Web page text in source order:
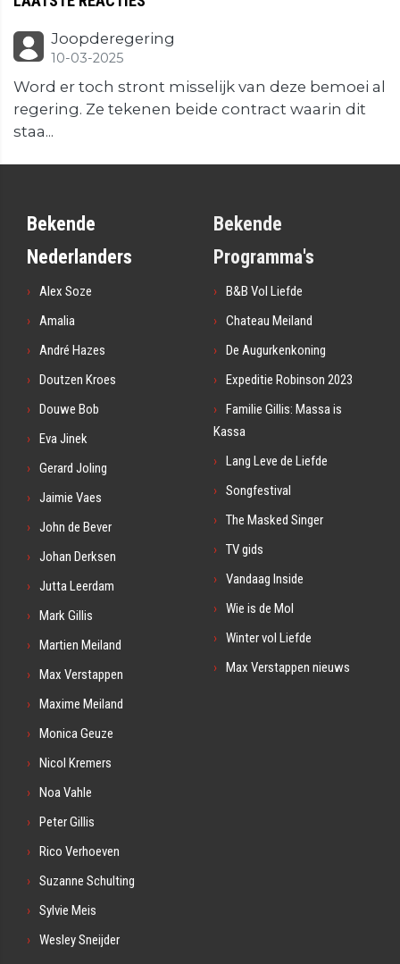
Joopderegering
10-03-2025
Word er toch stront misselijk van deze bemoei al
regering. Ze tekenen beide contract waarin dit
staa...
Bekende
Nederlanders
Alex Soze
Amalia
André Hazes
Doutzen Kroes
Douwe Bob
Eva Jinek
Gerard Joling
Jaimie Vaes
John de Bever
Johan Derksen
Jutta Leerdam
Mark Gillis
Martien Meiland
Max Verstappen
Maxime Meiland
Monica Geuze
Nicol Kremers
Noa Vahle
Peter Gillis
Rico Verhoeven
Suzanne Schulting
Sylvie Meis
Wesley Sneijder
Bekende
Programma's
B&B Vol Liefde
Chateau Meiland
De Augurkenkoning
Expeditie Robinson 2023
Familie Gillis: Massa is
Kassa
Lang Leve de Liefde
Songfestival
The Masked Singer
TV gids
Vandaag Inside
Wie is de Mol
Winter vol Liefde
Max Verstappen nieuws